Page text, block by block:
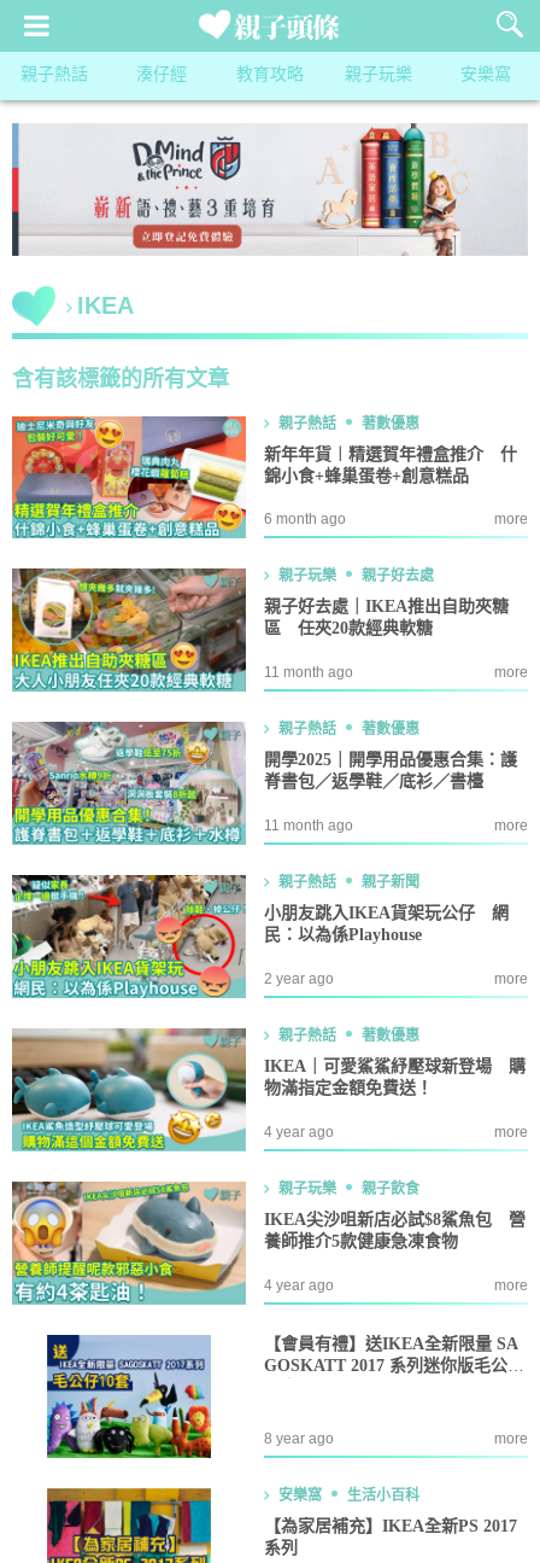
親子熱話 湊仔經 教育攻略 親子玩樂 安樂窩
IKEA
含有該標籤的所有文章
親子熱話 著數優惠
新年年貨︱精選賀年禮盒推介 什
錦小食+蜂巢蛋卷+創意糕品
6 month ago more
親子玩樂 親子好去處
親子好去處｜IKEA推出自助夾糖
區 任夾20款經典軟糖
11 month ago more
親子熱話 著數優惠
開學2025｜開學用品優惠合集：護
脊書包／返學鞋／底衫／書檯
11 month ago more
親子熱話 親子新聞
小朋友跳入IKEA貨架玩公仔 網
民：以為係Playhouse
2 year ago more
親子熱話 著數優惠
IKEA｜可愛鯊鯊紓壓球新登場 購
物滿指定金額免費送！
4 year ago more
親子玩樂 親子飲食
IKEA尖沙咀新店必試$8鯊魚包 營
養師推介5款健康急凍食物
4 year ago more
【會員有禮】送IKEA全新限量 SA
GOSKATT 2017 系列迷你版毛公仔
8 year ago more
安樂窩 生活小百科
【為家居補充】IKEA全新PS 2017
系列